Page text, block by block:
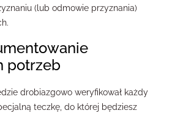
(lub odmowie przyznania)
potrzeb
drobiazgowo weryfikował każdy
teczkę, do której będziesz